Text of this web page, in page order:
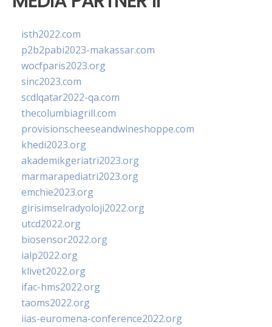
isth2022.com
p2b2pabi2023-makassar.com
wocfparis2023.org
sinc2023.com
scdlqatar2022-qa.com
thecolumbiagrill.com
provisionscheeseandwineshoppe.com
khedi2023.org
akademikgeriatri2023.org
marmarapediatri2023.org
emchie2023.org
girisimselradyoloji2022.org
utcd2022.org
biosensor2022.org
ialp2022.org
klivet2022.org
ifac-hms2022.org
taoms2022.org
iias-euromena-conference2022.org